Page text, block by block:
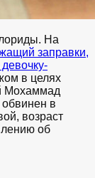
На
заправки,
в целях
Мохаммад
в
возраст
об